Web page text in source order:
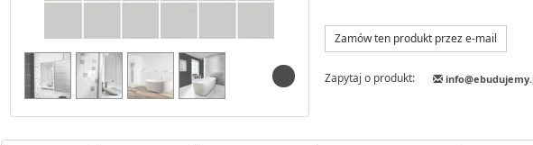
Zamów ten produkt przez e-mail
Zapytaj o produkt: